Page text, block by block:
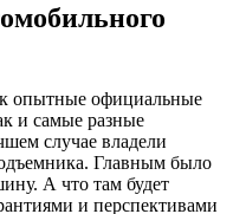
опытные официальные
и самые разные
случае владели
Главным было
А что там будет
и перспективами